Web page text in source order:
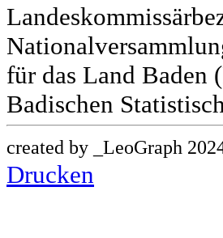
für das Land Baden
Badischen
created by _LeoGraph
Drucken